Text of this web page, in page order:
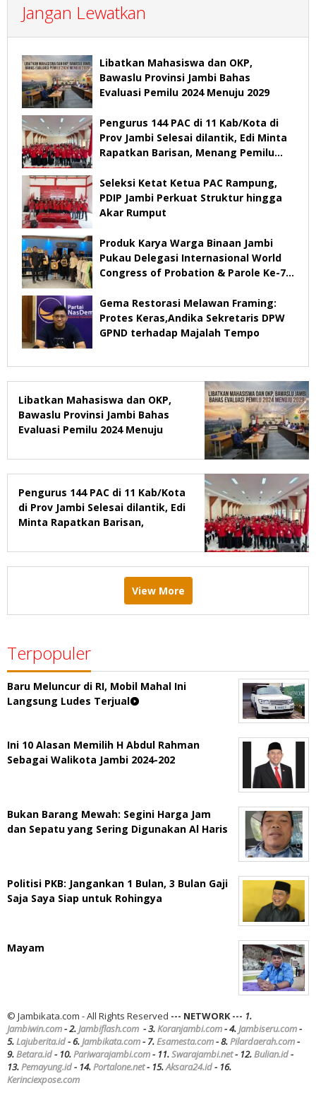
Jangan Lewatkan
Libatkan Mahasiswa dan OKP,
Bawaslu Provinsi Jambi Bahas
Evaluasi Pemilu 2024 Menuju 2029
Pengurus 144 PAC di 11 Kab/Kota di
Prov Jambi Selesai dilantik, Edi Minta
Rapatkan Barisan, Menang Pemilu
Seleksi Ketat Ketua PAC Rampung,
PDIP Jambi Perkuat Struktur hingga
Akar Rumput
Produk Karya Warga Binaan Jambi
Pukau Delegasi Internasional World
Congress of Probation & Parole Ke-7
Gema Restorasi Melawan Framing:
Protes Keras,Andika Sekretaris DPW
GPND terhadap Majalah Tempo
Libatkan Mahasiswa dan OKP,
Bawaslu Provinsi Jambi Bahas
Evaluasi Pemilu 2024 Menuju
Pengurus 144 PAC di 11 Kab/Kota
di Prov Jambi Selesai dilantik, Edi
Minta Rapatkan Barisan,
View More
Terpopuler
Baru Meluncur di RI, Mobil Mahal Ini
Langsung Ludes Terjual
Ini 10 Alasan Memilih H Abdul Rahman
Sebagai Walikota Jambi 2024-202
Bukan Barang Mewah: Segini Harga Jam
dan Sepatu yang Sering Digunakan Al Haris
Politisi PKB: Jangankan 1 Bulan, 3 Bulan Gaji
Saja Saya Siap untuk Rohingya
Mayam
© Jambikata.com - All Rights Reserved --- NETWORK --- 1.
Jambiwin.com- 2.Jambiflash.com - 3.Koranjambi.com- 4.Jambiseru.com-
5.Lajuberita.id- 6.Jambikata.com- 7.Esamesta.com- 8.Pilardaerah.com-
9.Betara.id- 10.Pariwarajambi.com- 11.Swarajambi.net- 12.Bulian.id-
13.Pemayung.id- 14.Portalone.net- 15.Aksara24.id- 16.
Kerinciexpose.com